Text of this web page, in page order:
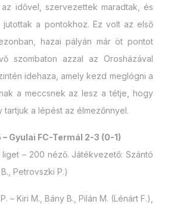
idővel, szervezettek maradtak, és
jutottak a pontokhoz. Ez volt az első
hazai pályán már öt pontot
szombaton azzal az Orosházával
idehaza, amely kezd meglógni a
a meccsnek az lesz a tétje, hogy
tartjuk a lépést az élmezőnnyel.
Gyulai FC-Termál 2-3 (0-1)
– 200 néző. Játékvezető: Szántó
Petrovszki P.)
– Kiri M., Bány B., Pilán M. (Lénárt F.),